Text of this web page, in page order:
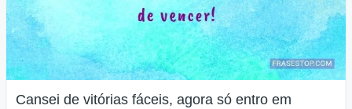
Cansei de vitórias fáceis, agora só entro em